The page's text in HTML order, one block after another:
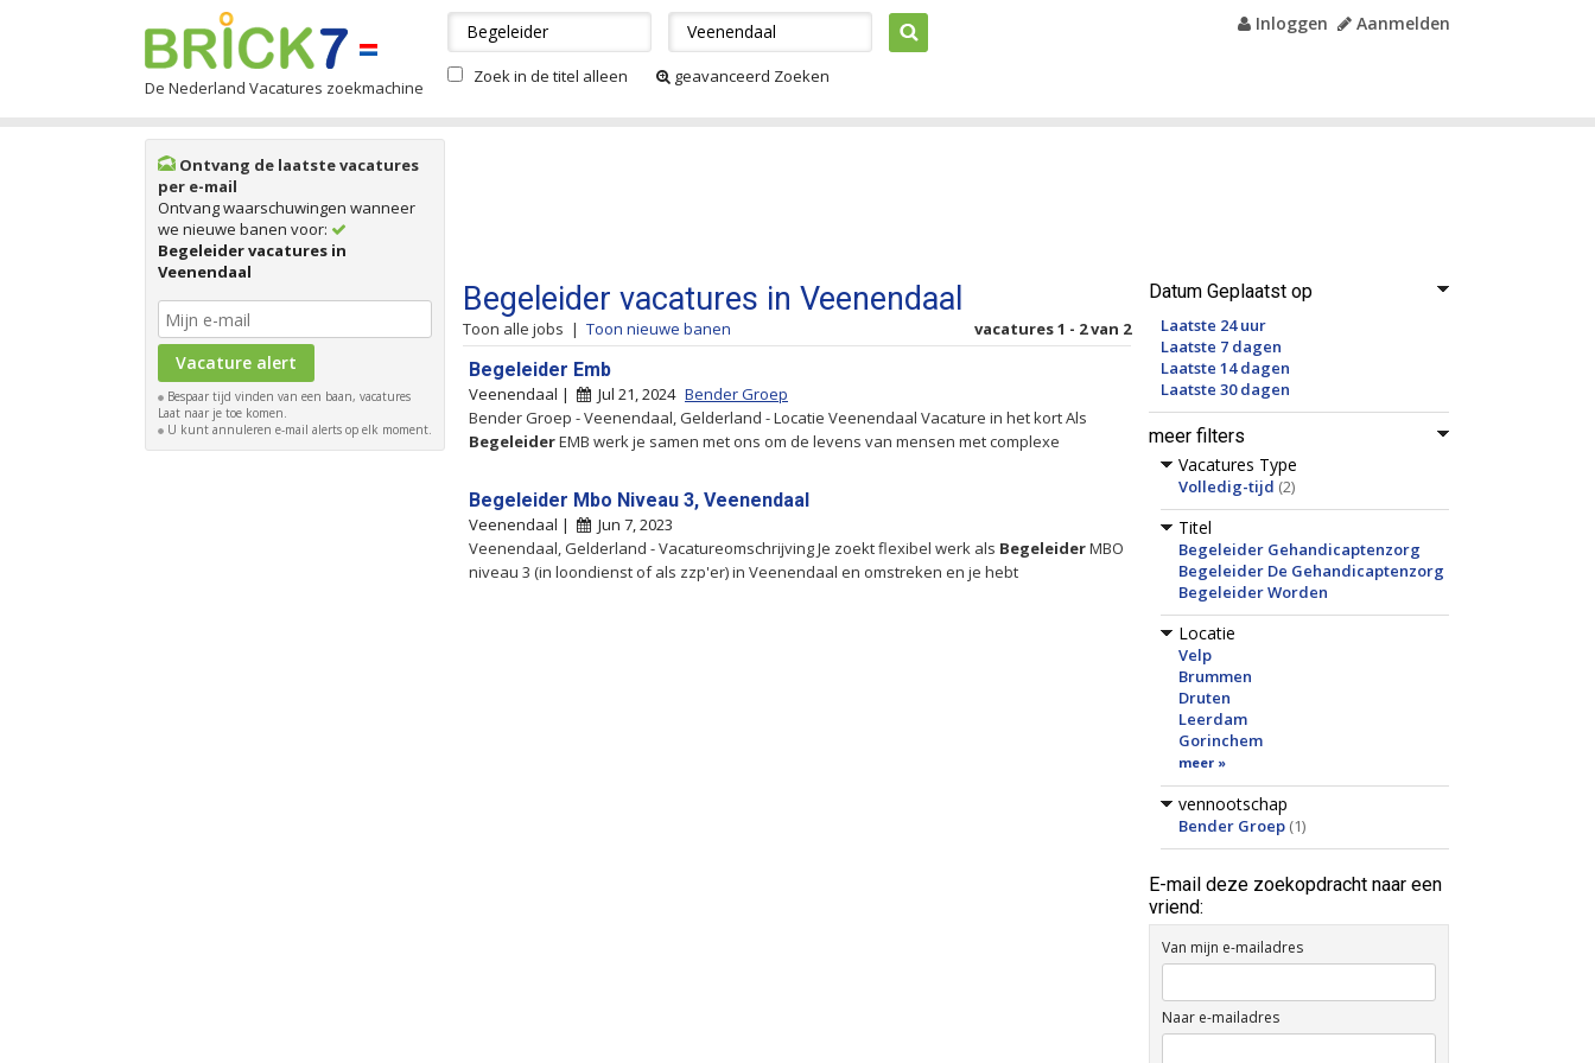
De Nederland Vacatures zoekmachine
Inloggen Aanmelden
Zoek in de titel alleen geavanceerd Zoeken
Ontvang de laatste vacatures
per e-mail
Ontvang waarschuwingen wanneer
we nieuwe banen voor:
Begeleider vacatures in
Veenendaal
Bespaar tijd vinden van een baan, vacatures
Laat naar je toe komen.
U kunt annuleren e-mail alerts op elk moment.
Datum Geplaatst op
Laatste 24 uur
Laatste 7 dagen
Laatste 14 dagen
Laatste 30 dagen
meer filters
Vacatures Type
Volledig-tijd (2)
Titel
Begeleider Gehandicaptenzorg
Begeleider De Gehandicaptenzorg
Begeleider Worden
Locatie
Velp
Brummen
Druten
Leerdam
Gorinchem
meer »
vennootschap
Bender Groep (1)
E-mail deze zoekopdracht naar een
vriend:
Van mijn e-mailadres
Naar e-mailadres
Begeleider vacatures in Veenendaal
Toon alle jobs | Toon nieuwe banen vacatures 1 - 2 van 2
Begeleider Emb
Veenendaal | Jul 21, 2024 Bender Groep
Bender Groep - Veenendaal, Gelderland - Locatie Veenendaal Vacature in het kort Als
BegeleiderEMB werk je samen met ons om de levens van mensen met complexe
Begeleider Mbo Niveau 3, Veenendaal
Veenendaal |
Jun 7, 2023
Veenendaal, Gelderland - Vacatureomschrijving Je zoekt flexibel werk als BegeleiderMBO
niveau 3 (in loondienst of als zzp'er) in Veenendaal en omstreken en je hebt